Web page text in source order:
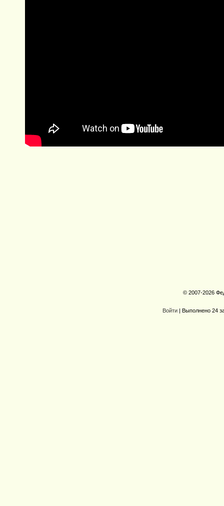
© 2007-2026
Войти| Выполнено 24